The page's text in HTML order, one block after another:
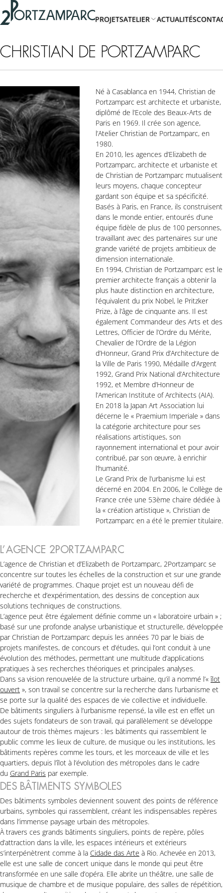
Accéder à l'en-tête
Accéder au contenu principal
Accéder au pied de page
2portzamparc
PROJETSATELIER
PROPOS
EQUIPE
ACTUALITÉS
CHRISTIAN DE PORTZAMPARC
Né à Casablanca en 1944, Christian de
Portzamparc est architecte et urbaniste,
diplômé de l’Ecole des Beaux-Arts de
Paris en 1969. Il crée son agence,
l’Atelier Christian de Portzamparc, en
1980.
En 2010, les agences d’Elizabeth de
Portzamparc, architecte et urbaniste et
de Christian de Portzamparc mutualisent
leurs moyens, chaque concepteur
gardant son équipe et sa spécificité.
Basés à Paris, en France, ils construisent
dans le monde entier, entourés d’une
équipe fidèle de plus de 100 personnes,
travaillant avec des partenaires sur une
grande variété de projets ambitieux de
dimension internationale.
En 1994, Christian de Portzamparc est le
premier architecte français a obtenir la
plus haute distinction en architecture,
l’équivalent du prix Nobel, le Pritzker
Prize, à l’âge de cinquante ans. Il est
également Commandeur des Arts et des
Lettres, Officier de l’Ordre du Mérite,
Chevalier de l’Ordre de la Légion
d’Honneur, Grand Prix d’Architecture de
la Ville de Paris 1990, Médaille d’Argent
1992, Grand Prix National d’Architecture
1992, et Membre d’Honneur de
l’American Institute of Architects (AIA).
En 2018 la Japan Art Association lui
décerne le « Praemium Imperiale » dans
la catégorie architecture pour ses
réalisations artistiques, son
rayonnement international et pour avoir
contribué, par son œuvre, à enrichir
l’humanité.
Le Grand Prix de l’urbanisme lui est
décerné en 2004. En 2006, le Collège de
France crée une 53ème chaire dédiée à
la « création artistique », Christian de
Portzamparc en a été le premier titulaire.
L’AGENCE 2PORTZAMPARC
L’agence de Christian et d’Elizabeth de Portzamparc, 2Portzamparc se
concentre sur toutes les échelles de la construction et sur une grande
variété de programmes. Chaque projet est un nouveau défi de
recherche et d’expérimentation, des dessins de conception aux
solutions techniques de constructions.
L’agence peut être également définie comme un « laboratoire urbain » ;
basé sur une profonde analyse urbanistique et structurelle, développée
par Christian de Portzamparc depuis les années 70 par le biais de
projets manifestes, de concours et d’études, qui l’ont conduit à une
évolution des méthodes, permettant une multitude d’applications
pratiques à ses recherches théoriques et principales analyses.
Dans sa vision renouvelée de la structure urbaine, qu’il a nommé l’«îlot
ouvert », son travail se concentre sur la recherche dans l’urbanisme et
se porte sur la qualité des espaces de vie collective et individuelle.
De bâtiments singuliers à l’urbanisme repensé, la ville est en effet un
des sujets fondateurs de son travail, qui parallèlement se développe
autour de trois thèmes majeurs : les bâtiments qui rassemblent le
public comme les lieux de culture, de musique ou les institutions, les
bâtiments repères comme les tours, et les morceaux de ville et les
quartiers, depuis l’îlot à l’évolution des métropoles dans le cadre
du Grand Paris par exemple.
DES BÂTIMENTS SYMBOLES
Des bâtiments symboles deviennent souvent des points de référence
urbains, symboles qui rassemblent, créant les indispensables repères
dans l’immense paysage urbain des métropoles.
À travers ces grands bâtiments singuliers, points de repère, pôles
d’attraction dans la ville, les espaces intérieurs et extérieurs
s’interpénètrent comme à la Cidade das Arte à Rio. Achevée en 2013,
elle est une salle de concert unique dans le monde qui peut être
transformée en une salle d’opéra. Elle abrite un théâtre, une salle de
musique de chambre et de musique populaire, des salles de répétition,